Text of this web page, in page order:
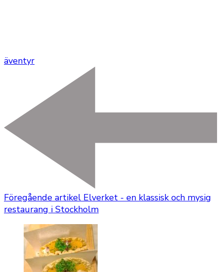
äventyr
Föregående artikel Elverket - en klassisk och mysig
restaurang i Stockholm